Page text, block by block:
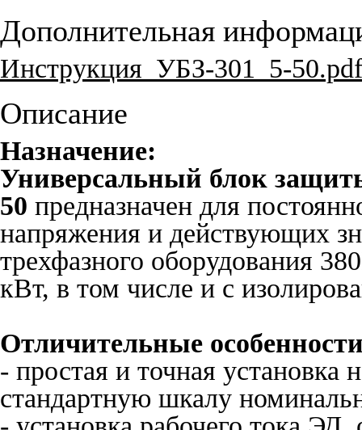
Дополнительная
Инструкция_УБЗ-301_5-50.pdf
Описание
Назначение:
Универсальный блок
50 предназначен для
напряжения и действующих
трехфазного оборудования
кВт, в том числе и с
Отличительные
- простая и точная установка
стандартную шкалу